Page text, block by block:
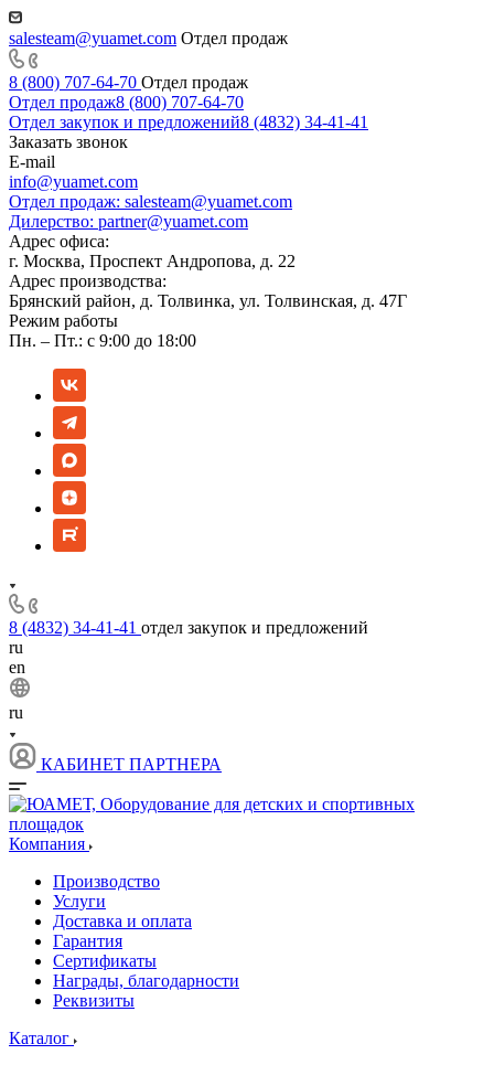
salesteam@yuamet.com Отдел продаж
8 (800) 707-64-70 Отдел продаж
Отдел продаж8 (800) 707-64-70
Отдел закупок и предложений8 (4832) 34-41-41
Заказать звонок
E-mail
info@yuamet.com
Отдел продаж: salesteam@yuamet.com
Дилерство: partner@yuamet.com
Адрес офиса:
г. Москва, Проспект Андропова, д. 22
Адрес производства:
Брянский район, д. Толвинка, ул. Толвинская, д. 47Г
Режим работы
Пн. – Пт.: с 9:00 до 18:00
8 (4832) 34-41-41 отдел закупок и предложений
ru
en
ru
КАБИНЕТ ПАРТНЕРА
Компания
Производство
Услуги
Доставка и оплата
Гарантия
Сертификаты
Награды, благодарности
Реквизиты
Каталог